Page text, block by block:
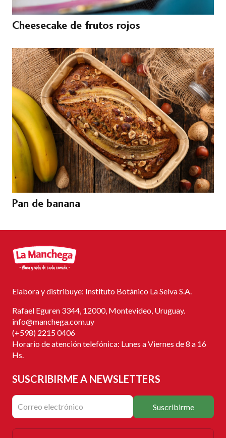
Cheesecake de frutos rojos
Pan de banana
Elabora y distribuye: Instituto Botánico La Selva S.A.
Rafael Eguren 3344, 12000, Montevideo, Uruguay.
info@manchega.com.uy
(+598) 2215 0406
Horario de atención telefónica: Lunes a Viernes de 8 a 16
Hs.
SUSCRIBIRME A NEWSLETTERS
Suscribirme